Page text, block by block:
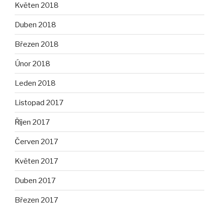
Květen 2018
Duben 2018
Březen 2018
Únor 2018
Leden 2018
Listopad 2017
Říjen 2017
Červen 2017
Květen 2017
Duben 2017
Březen 2017